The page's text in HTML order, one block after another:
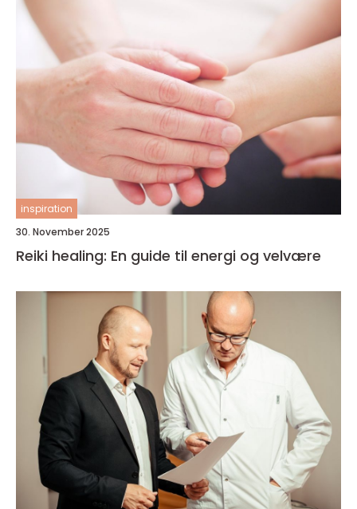
inspiration
30. November 2025
Reiki healing: En guide til energi og velvære